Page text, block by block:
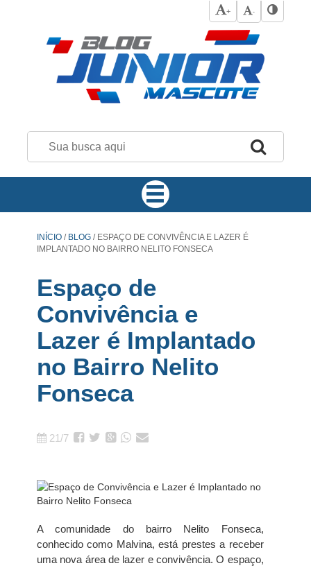
+ -
INÍCIO / BLOG /ESPAÇO DE CONVIVÊNCIA E LAZER É
IMPLANTADO NO BAIRRO NELITO FONSECA
Espaço de
Convivência e
Lazer é Implantado
no Bairro Nelito
Fonseca
21/7
A comunidade do bairro Nelito Fonseca,
conhecido como Malvina, está prestes a receber
uma nova área de lazer e convivência. O espaço,